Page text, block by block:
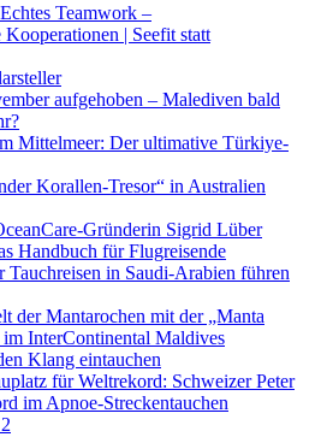
Teamwork –
| Seefit statt
aufgehoben – Malediven bald
Mittelmeer: Der ultimative Türkiye-
Korallen-Tresor“ in Australien
Gründerin Sigrid Lüber
Handbuch für Flugreisende
Tauchreisen in Saudi-Arabien führen
der Mantarochen mit der „Manta
im InterContinental Maldives
Klang eintauchen
für Weltrekord: Schweizer Peter
im Apnoe-Streckentauchen